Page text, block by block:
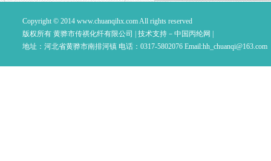
Copyright © 2014 www.chuanqihx.comAll rights reserved
版权所有 黄骅市传祺化纤有限公司 | 技术支持－中国丙纶网
地址：河北省黄骅市南排河镇 电话：0317-5802076 Email:hh_chuanqi@163.com